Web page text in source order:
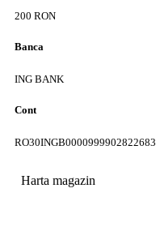
200 RON
Banca
ING BANK
Cont
RO30INGB0000999902822683
Harta magazin